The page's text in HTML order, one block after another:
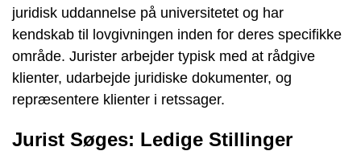
juridisk uddannelse på universitetet og har
kendskab til lovgivningen inden for deres specifikke
område. Jurister arbejder typisk med at rådgive
klienter, udarbejde juridiske dokumenter, og
repræsentere klienter i retssager.
Jurist Søges: Ledige Stillinger